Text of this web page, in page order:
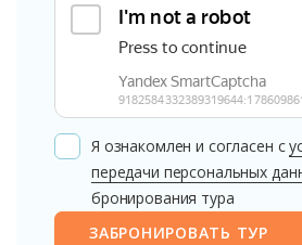
Я ознакомлен и согласен с
передачи персональных
бронирования тура
ЗАБРОНИРОВАТЬ ТУР